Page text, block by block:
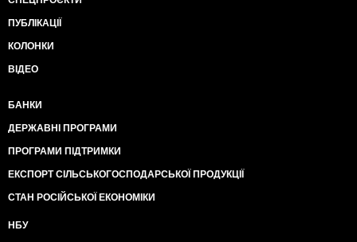
ПУБЛІКАЦІЇ
КОЛОНКИ
ВІДЕО
БАНКИ
ДЕРЖАВНІ ПРОГРАМИ
ПРОГРАМИ ПІДТРИМКИ
ЕКСПОРТ СІЛЬСЬКОГОСПОДАРСЬКОЇ ПРОДУКЦІЇ
СТАН РОСІЙСЬКОЇ ЕКОНОМІКИ
НБУ